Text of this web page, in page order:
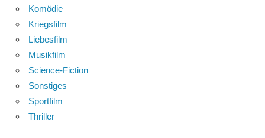
Komödie
Kriegsfilm
Liebesfilm
Musikfilm
Science-Fiction
Sonstiges
Sportfilm
Thriller